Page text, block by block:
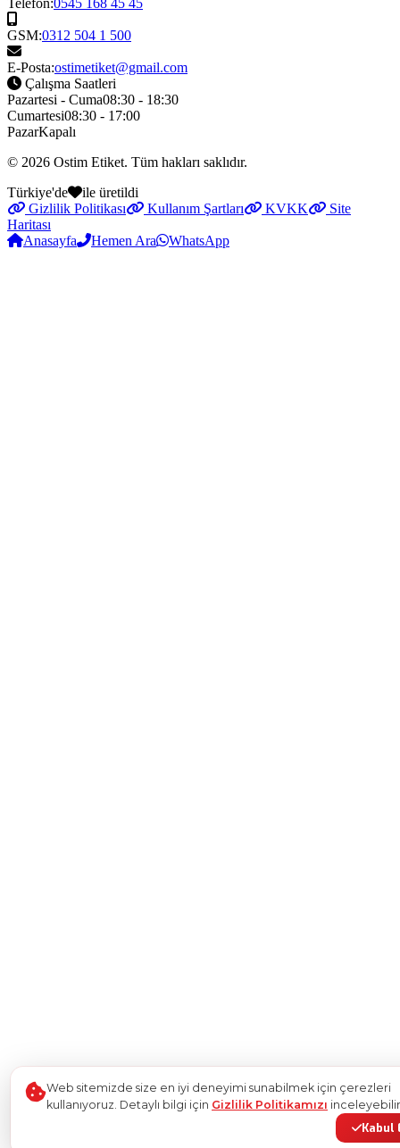
Telefon:0545 168 45 45
GSM:0312 504 1 500
E-Posta:ostimetiket@gmail.com
Çalışma Saatleri
Pazartesi - Cuma08:30 - 18:30
Cumartesi08:30 - 17:00
PazarKapalı
© 2026 Ostim Etiket. Tüm hakları saklıdır.
Türkiye'de
ile üretildi
Gizlilik Politikası
Kullanım Şartları KVKK
Site
Haritası
Anasayfa
Hemen Ara WhatsApp
Web sitemizde size en iyi deneyimi sunabilmek için çerezleri
kullanıyoruz. Detaylı bilgi için Gizlilik Politikamızı
Kabul